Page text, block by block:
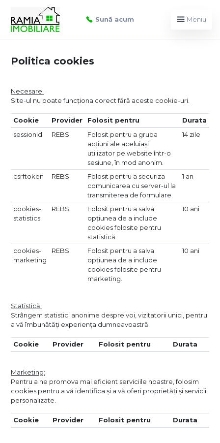
Sună acum Meniu
Politica cookies
Necesare:
Site-ul nu poate funcționa corect fără aceste cookie-uri.
Cookie Provider Folosit pentru
Durata
sessionid
REBS
Folosit pentru a grupa
acțiuni ale aceluiași
utilizator pe website într-o
sesiune, în mod anonim.
14 zile
csrftoken REBS
Folosit pentru a securiza
comunicarea cu server-ul la
transmiterea de formulare.
1 an
cookies-
statistics
REBS
Folosit pentru a salva
opțiunea de a include
cookies folosite pentru
statistică.
10 ani
cookies-
marketing
REBS
Folosit pentru a salva
opțiunea de a include
cookies folosite pentru
marketing.
10 ani
Statistică:
Strângem statistici anonime despre voi, vizitatorii unici, pentru
a vă îmbunătăți experiența dumneavoastră.
Cookie Provider Folosit pentru Durata
Marketing:
Pentru a ne promova mai eficient serviciile noastre, folosim
cookies pentru a vă identifica și a vă oferi proprietăți și servicii
personalizate.
Cookie Provider Folosit pentru Durata